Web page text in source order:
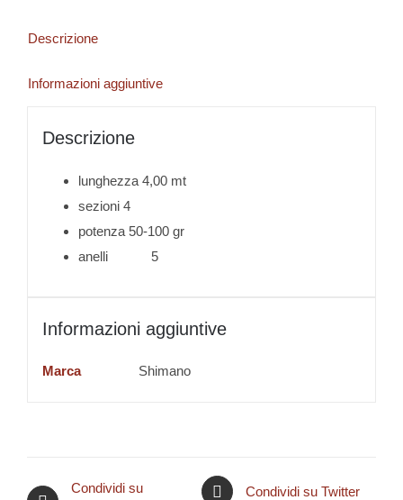
Descrizione
Informazioni aggiuntive
Descrizione
lunghezza 4,00 mt
sezioni 4
potenza 50-100 gr
anelli 5
Informazioni aggiuntive
Marca Shimano
Condividi su
Condividi su Twitter